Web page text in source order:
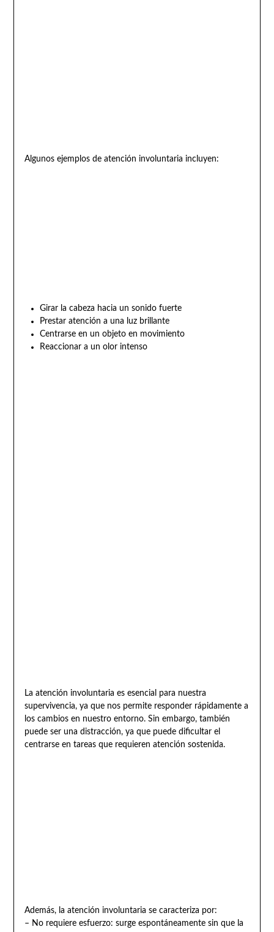
Algunos ejemplos de atención involuntaria incluyen:
Girar la cabeza hacia un sonido fuerte
Prestar atención a una luz brillante
Centrarse en un objeto en movimiento
Reaccionar a un olor intenso
La atención involuntaria es esencial para nuestra
supervivencia, ya que nos permite responder rápidamente a
los cambios en nuestro entorno. Sin embargo, también
puede ser una distracción, ya que puede dificultar el
centrarse en tareas que requieren atención sostenida.
Además, la atención involuntaria se caracteriza por:
– No requiere esfuerzo: surge espontáneamente sin que la